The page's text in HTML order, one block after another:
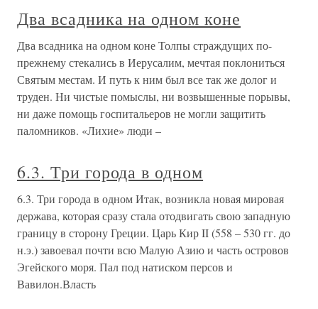
Два всадника на одном коне
Два всадника на одном коне Толпы страждущих по-
прежнему стекались в Иерусалим, мечтая поклониться
Святым местам. И путь к ним был все так же долог и
труден. Ни чистые помыслы, ни возвышенные порывы,
ни даже помощь госпитальеров не могли защитить
паломников. «Лихие» люди –
6.3. Три города в одном
6.3. Три города в одном Итак, возникла новая мировая
держава, которая сразу стала отодвигать свою западную
границу в сторону Греции. Царь Кир II (558 – 530 гг. до
н.э.) завоевал почти всю Малую Азию и часть островов
Эгейского моря. Пал под натиском персов и
Вавилон.Власть